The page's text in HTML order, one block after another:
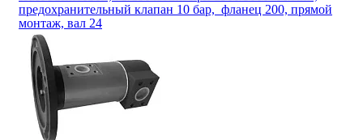
предохранительный клапан 10 бар, фланец 200, прямой
монтаж, вал 24